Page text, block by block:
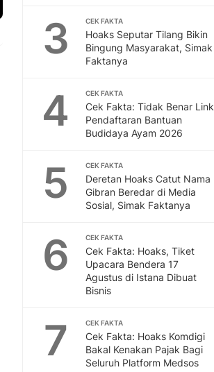
3 CEK FAKTA
Hoaks Seputar Tilang Bikin
Bingung Masyarakat, Simak
Faktanya
4 CEK FAKTA
Cek Fakta: Tidak Benar Link
Pendaftaran Bantuan
Budidaya Ayam 2026
5 CEK FAKTA
Deretan Hoaks Catut Nama
Gibran Beredar di Media
Sosial, Simak Faktanya
6 CEK FAKTA
Cek Fakta: Hoaks, Tiket
Upacara Bendera 17
Agustus di Istana Dibuat
Bisnis
7 CEK FAKTA
Cek Fakta: Hoaks Komdigi
Bakal Kenakan Pajak Bagi
Seluruh Platform Medsos